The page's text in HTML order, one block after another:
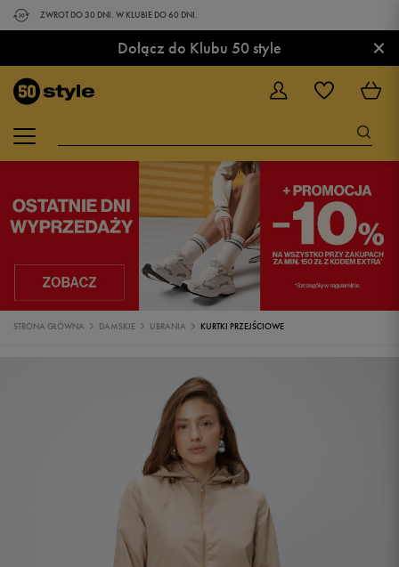
ZWROT DO 30 DNI. W KLUBIE DO 60 DNI.
Dołącz do Klubu 50 style ×
STRONA GŁÓWNA DAMSKIE UBRANIA KURTKI PRZEJŚCIOWE